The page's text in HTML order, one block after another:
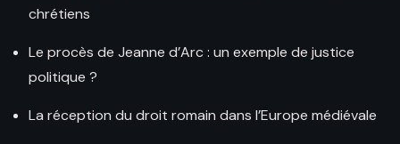
chrétiens
Le procès de Jeanne d’Arc : un exemple de justice
politique ?
La réception du droit romain dans l’Europe médiévale